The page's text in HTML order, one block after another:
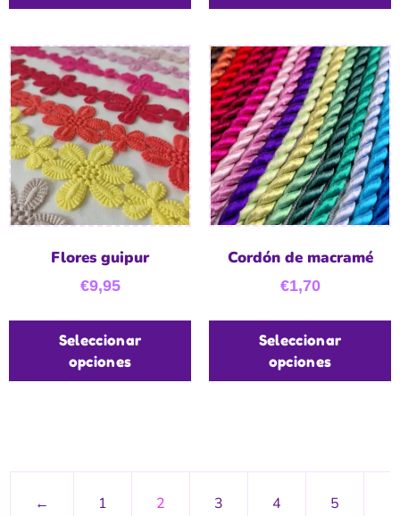
Flores guipur
€9,95
Seleccionar
opciones
Cordón de macramé
€1,70
Seleccionar
opciones
← 1 2 3 4 5